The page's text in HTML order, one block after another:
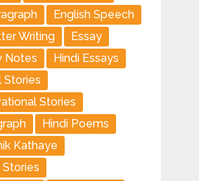
English Speech
Writing
Essay
Notes
Hindi Essays
Stories
Stories
Hindi Poems
Kathaye
Stories